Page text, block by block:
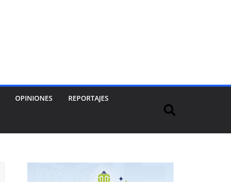
OPINIONES REPORTAJES